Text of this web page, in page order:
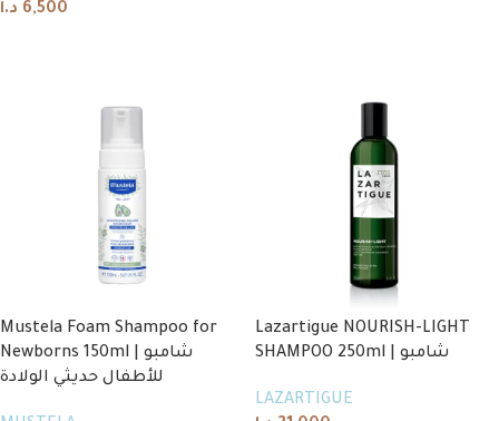
6,500 د.ا
Mustela Foam Shampoo for
Newborns 150ml | شامبو
للأطفال حديثي الولادة
Lazartigue NOURISH-LIGHT
SHAMPOO 250ml | شامبو
LAZARTIGUE